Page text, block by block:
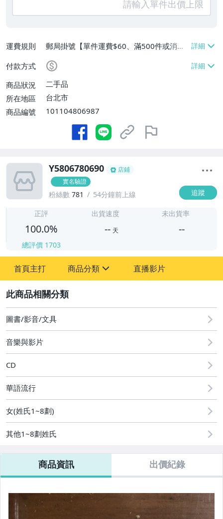
運費規則
郵局掛號【單件運費$60、滿500件或消費
滿$20000免運費】
付款方式
商品狀況
二手品
所在地區
台北市
商品編號
101104806987
Y5806780690
店鋪
實名驗證
粉絲數 781 54分鐘前上線 追蹤
正評
100.0%
總評價 1703
出貨速度
-- 天
未出貨率
--
首頁主打 商品分類
其它
直播影片
圖書/影音/文具
音樂與影片
CD
華語流行
女(姓氏1~8劃)
其他1~8劃姓氏
商品資訊 出價紀錄